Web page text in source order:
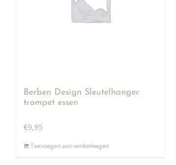
Berben Design Sleutelhanger
trompet essen
€9,95
Toevoegen aan winkelwagen